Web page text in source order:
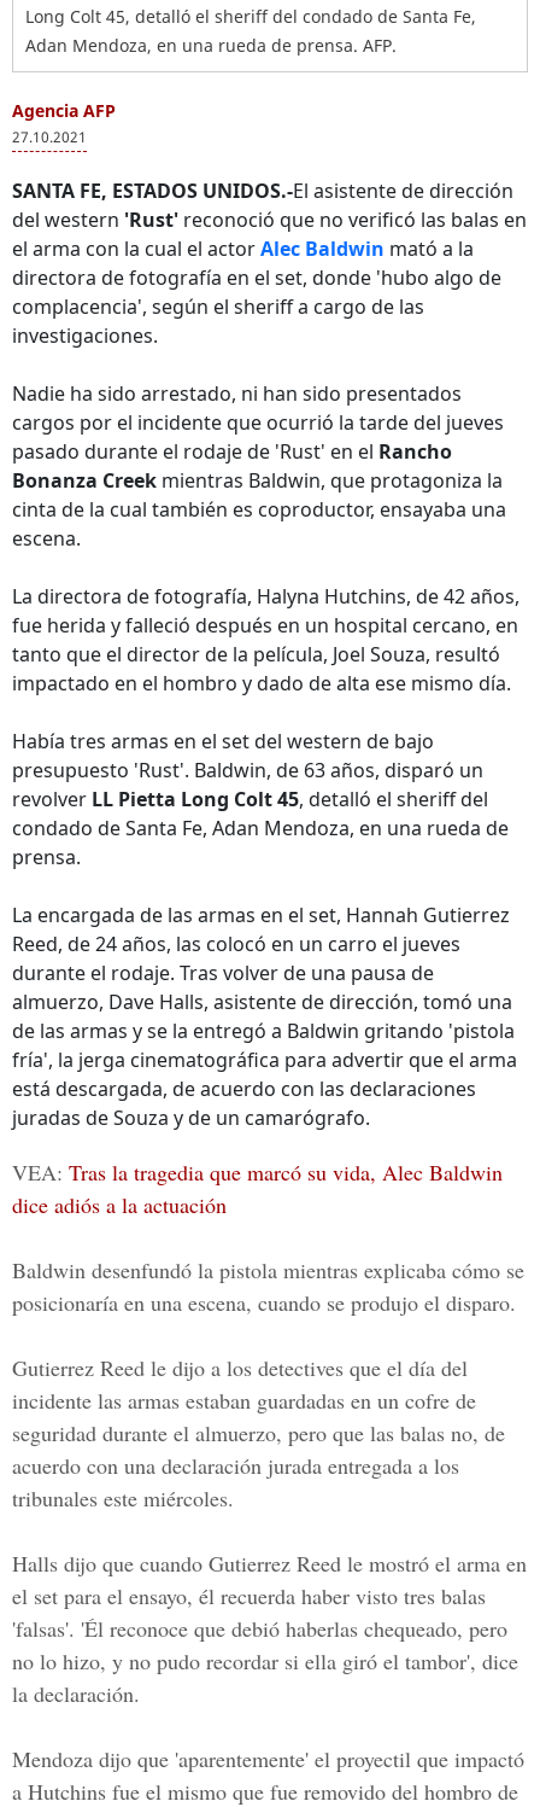
Long Colt 45, detalló el sheriff del condado de Santa Fe,
Adan Mendoza, en una rueda de prensa. AFP.
Agencia AFP
27.10.2021
SANTA FE, ESTADOS UNIDOS.-El asistente de dirección
del western 'Rust' reconoció que no verificó las balas en
el arma con la cual el actorAlec Baldwin mató a la
directora de fotografía en el set, donde 'hubo algo de
complacencia', según el sheriff a cargo de las
investigaciones.
Nadie ha sido arrestado, ni han sido presentados
cargos por el incidente que ocurrió la tarde del jueves
pasado durante el rodaje de 'Rust' en el Rancho
Bonanza Creek mientras Baldwin, que protagoniza la
cinta de la cual también es coproductor, ensayaba una
escena.
La directora de fotografía, Halyna Hutchins, de 42 años,
fue herida y falleció después en un hospital cercano, en
tanto que el director de la película, Joel Souza, resultó
impactado en el hombro y dado de alta ese mismo día.
Había tres armas en el set del western de bajo
presupuesto 'Rust'. Baldwin, de 63 años, disparó un
revolver LL Pietta Long Colt 45, detalló el sheriff del
condado de Santa Fe, Adan Mendoza, en una rueda de
prensa.
La encargada de las armas en el set, Hannah Gutierrez
Reed, de 24 años, las colocó en un carro el jueves
durante el rodaje. Tras volver de una pausa de
almuerzo, Dave Halls, asistente de dirección, tomó una
de las armas y se la entregó a Baldwin gritando 'pistola
fría', la jerga cinematográfica para advertir que el arma
está descargada, de acuerdo con las declaraciones
juradas de Souza y de un camarógrafo.
VEA: Tras la tragedia que marcó su vida, Alec Baldwin
dice adiós a la actuación
Baldwin desenfundó la pistola mientras explicaba cómo se
posicionaría en una escena, cuando se produjo el disparo.
Gutierrez Reed le dijo a los detectives que el día del
incidente las armas estaban guardadas en un cofre de
seguridad durante el almuerzo, pero que las balas no, de
acuerdo con una declaración jurada entregada a los
tribunales este miércoles.
Halls dijo que cuando Gutierrez Reed le mostró el arma en
el set para el ensayo, él recuerda haber visto tres balas
'falsas'. 'Él reconoce que debió haberlas chequeado, pero
no lo hizo, y no pudo recordar si ella giró el tambor', dice
la declaración.
Mendoza dijo que 'aparentemente' el proyectil que impactó
a Hutchins fue el mismo que fue removido del hombro de